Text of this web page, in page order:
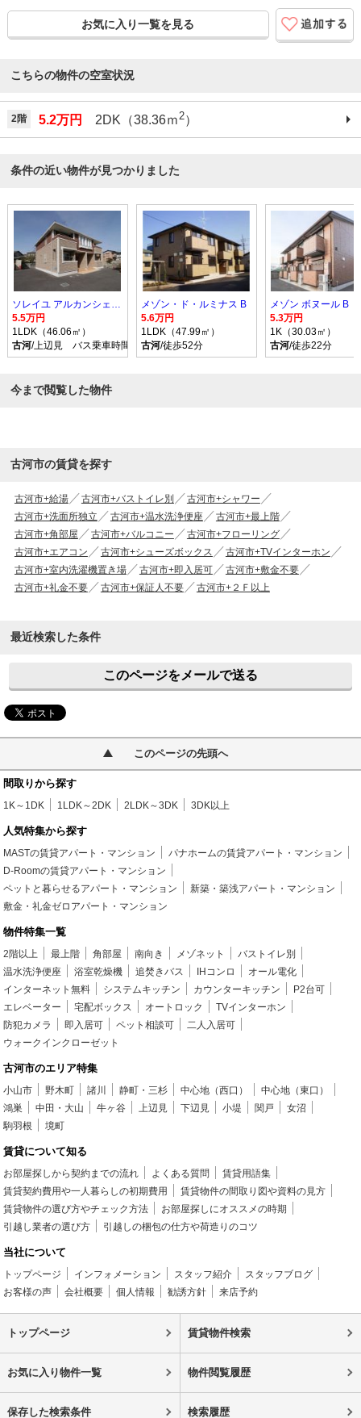
お気に入り一覧を見る
こちらの物件の空室状況
2階 5.2万円 2DK（38.36ｍ 2）
条件の近い物件が見つかりました
ソレイユ アルカンシェル Ｂ
5.5万円
1LDK（46.06㎡）
古河/上辺見 バス乗車時間10分 停歩9分
メゾン・ド・ルミナス B
5.6万円
1LDK（47.99㎡）
古河/徒歩52分
メゾン ボヌール B
5.3万円
1K（30.03㎡）
古河/徒歩22分
今まで閲覧した物件
古河市の賃貸を探す
古河市+給湯 古河市+バストイレ別
古河市+シャワー
古河市+洗面所独立
古河市+温水洗浄便座
古河市+最上階
古河市+角部屋
古河市+バルコニー
古河市+フローリング
古河市+エアコン
古河市+シューズボックス
古河市+TVインターホン
古河市+室内洗濯機置き場
古河市+即入居可
古河市+敷金不要
古河市+礼金不要
古河市+保証人不要 古河市+２Ｆ以上
最近検索した条件
このページをメールで送る
このページの先頭へ
間取りから探す
1K～1DK 1LDK～2DK 2LDK～3DK 3DK以上
人気特集から探す
MASTの賃貸アパート・マンション
パナホームの賃貸アパート・マンション
D-Roomの賃貸アパート・マンション
ペットと暮らせるアパート・マンション
新築・築浅アパート・マンション
敷金・礼金ゼロアパート・マンション
物件特集一覧
2階以上 最上階 角部屋 南向き メゾネット
バストイレ別
温水洗浄便座
浴室乾燥機 追焚きバス IHコンロ
オール電化
インターネット無料
システムキッチン カウンターキッチン
P2台可
エレベーター
宅配ボックス オートロック
TVインターホン
防犯カメラ
即入居可 ペット相談可
二人入居可
ウォークインクローゼット
古河市のエリア特集
小山市 野木町 諸川 静町・三杉 中心地（西口）
中心地（東口）
鴻巣
中田・大山 牛ヶ谷 上辺見 下辺見 小堤 関戸
女沼
駒羽根
境町
賃貸について知る
お部屋探しから契約までの流れ よくある質問
賃貸用語集
賃貸契約費用や一人暮らしの初期費用
賃貸物件の間取り図や資料の見方
賃貸物件の選び方やチェック方法
お部屋探しにオススメの時期
引越し業者の選び方
引越しの梱包の仕方や荷造りのコツ
当社について
トップページ インフォメーション スタッフ紹介
スタッフブログ
お客様の声
会社概要 個人情報 勧誘方針 来店予約
トップページ 賃貸物件検索
お気に入り物件一覧 物件閲覧履歴
保存した検索条件 検索履歴